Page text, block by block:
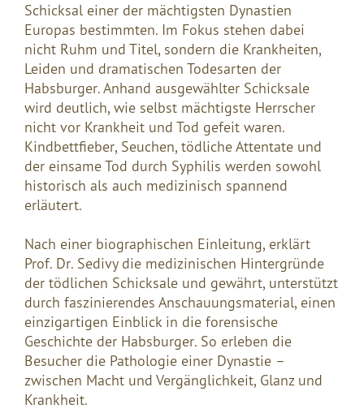
Schicksal einer der mächtigsten Dynastien
Europas bestimmten. Im Fokus stehen dabei
nicht Ruhm und Titel, sondern die Krankheiten,
Leiden und dramatischen Todesarten der
Habsburger. Anhand ausgewählter Schicksale
wird deutlich, wie selbst mächtigste Herrscher
nicht vor Krankheit und Tod gefeit waren.
Kindbettfieber, Seuchen, tödliche Attentate und
der einsame Tod durch Syphilis werden sowohl
historisch als auch medizinisch spannend
erläutert.
Nach einer biographischen Einleitung, erklärt
Prof. Dr. Sedivy die medizinischen Hintergründe
der tödlichen Schicksale und gewährt, unterstützt
durch faszinierendes Anschauungsmaterial, einen
einzigartigen Einblick in die forensische
Geschichte der Habsburger. So erleben die
Besucher die Pathologie einer Dynastie –
zwischen Macht und Vergänglichkeit, Glanz und
Krankheit.